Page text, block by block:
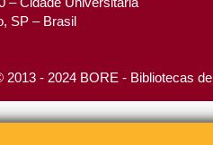
SP – Brasil
2013 - 2024 BORE - Bibliotecas